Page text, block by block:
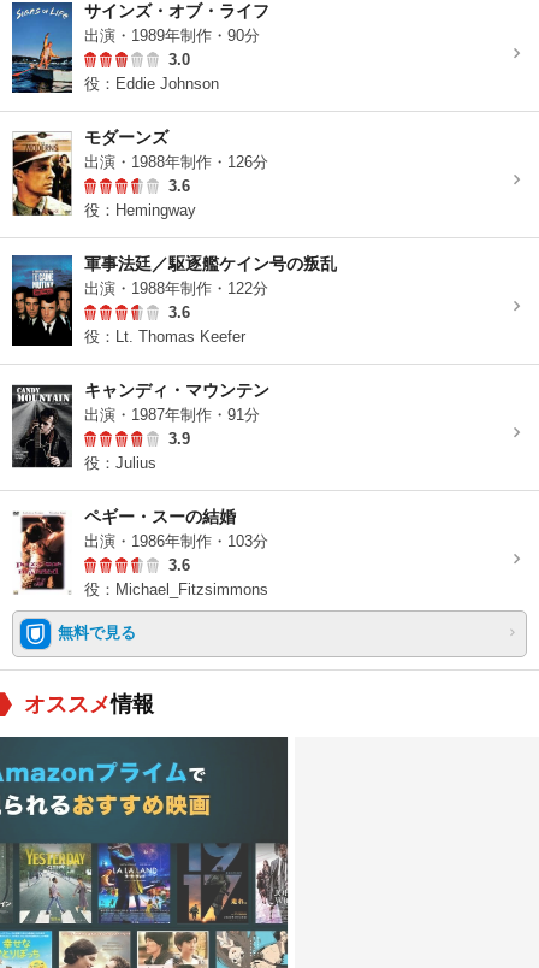
サインズ・オブ・ライフ
出演・1989年制作・90分
3.0
役：Eddie Johnson
モダーンズ
出演・1988年制作・126分
3.6
役：Hemingway
軍事法廷／駆逐艦ケイン号の叛乱
出演・1988年制作・122分
3.6
役：Lt. Thomas Keefer
キャンディ・マウンテン
出演・1987年制作・91分
3.9
役：Julius
ペギー・スーの結婚
出演・1986年制作・103分
3.6
役：Michael_Fitzsimmons
無料で見る
オススメ情報